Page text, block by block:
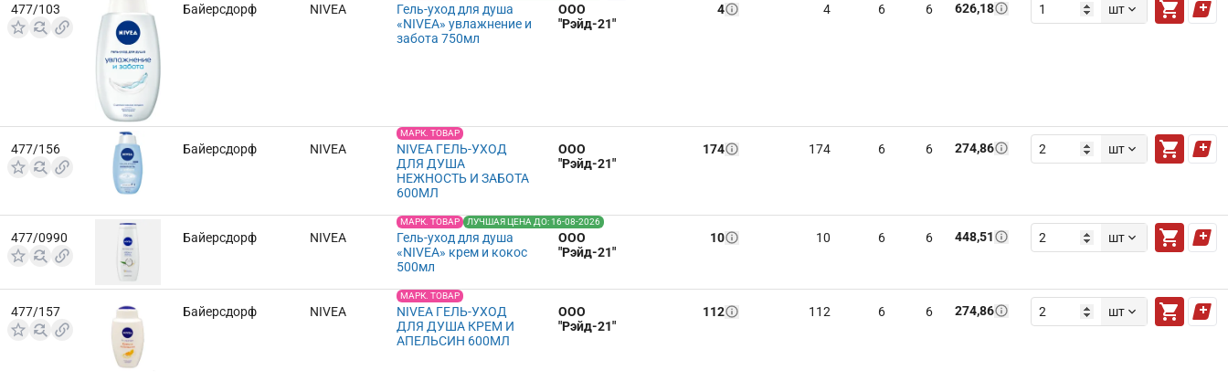
477/103 Байерсдорф NIVEA
Гель-уход для душа
«NIVEA» увлажнение и
забота 750мл
ООО
"Рэйд-21"
4 4 6 6 626,18 шт
477/156 Байерсдорф NIVEA
МАРК. ТОВАР
NIVEA ГЕЛЬ-УХОД
ДЛЯ ДУША
НЕЖНОСТЬ И ЗАБОТА
600МЛ
ООО
"Рэйд-21"
174 174 6 6 274,86 шт
477/0990 Байерсдорф NIVEA
МАРК. ТОВАР ЛУЧШАЯ ЦЕНА ДО: 16-08-2026
Гель-уход для душа
«NIVEA» крем и кокос
500мл
ООО
"Рэйд-21"
10 10 6 6 448,51 шт
477/157 Байерсдорф NIVEA
МАРК. ТОВАР
NIVEA ГЕЛЬ-УХОД
ДЛЯ ДУША КРЕМ И
АПЕЛЬСИН 600МЛ
ООО
"Рэйд-21"
112 112 6 6 274,86 шт